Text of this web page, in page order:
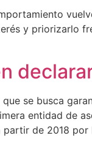
y priorizarlo
se busca
entidad de
partir de 2018